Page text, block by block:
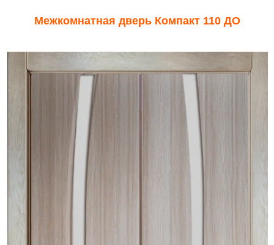
Межкомнатная дверь Компакт 110 ДО